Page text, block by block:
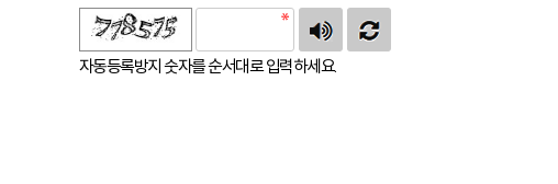
자동등록방지 숫자를 순서대로 입력하세요.